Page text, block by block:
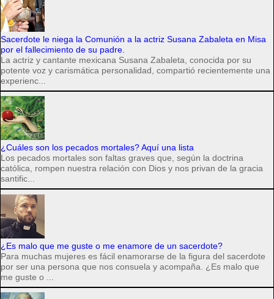
Sacerdote le niega la Comunión a la actriz Susana Zabaleta en Misa
por el fallecimiento de su padre.
La actriz y cantante mexicana Susana Zabaleta, conocida por su
potente voz y carismática personalidad, compartió recientemente una
experienc...
¿Cuáles son los pecados mortales? Aquí una lista
Los pecados mortales son faltas graves que, según la doctrina
católica, rompen nuestra relación con Dios y nos privan de la gracia
santific...
¿Es malo que me guste o me enamore de un sacerdote?
Para muchas mujeres es fácil enamorarse de la figura del sacerdote
por ser una persona que nos consuela y acompaña. ¿Es malo que
me guste o ...